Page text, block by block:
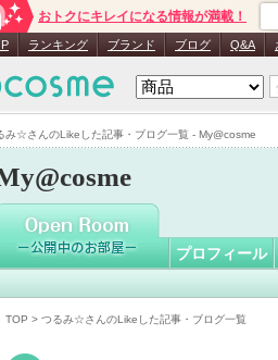
み☆さんのLikeした記事・ブログ一覧 - My@cosme
おトクにキレイになる情報が満載！
ランキング ブランド ブログ Q&A
つるみ☆さ
プロフィール
TOP > つるみ☆さんのLikeした記事・ブログ一覧